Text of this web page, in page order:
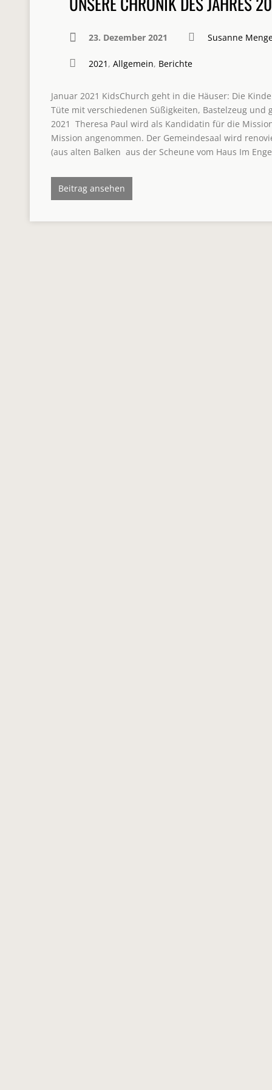
23. Dezember 2021 Susanne
2021 , Allgemein, Berichte
Januar 2021 KidsChurch geht in die Häuser: Die
Tüte mit verschiedenen Süßigkeiten, Bastelzeug und
2021 Theresa Paul wird als Kandidatin für die
Mission angenommen. Der Gemeindesaal wird
(aus alten Balken aus der Scheune vom Haus Im
Beitrag ansehen